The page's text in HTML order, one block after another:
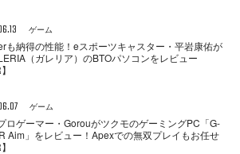
ゲーム
も納得の性能！eスポーツキャスター・平岩康佑が
（ガレリア）のBTOパソコンをレビュー
ゲーム
ロゲーマー・GorouがツクモのゲーミングPC「G-
Aim」をレビュー！Apexでの無双プレイもお任せ